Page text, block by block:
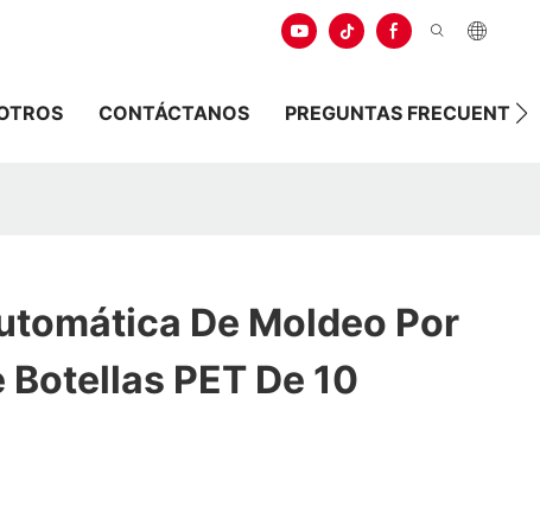
CONTÁCTANOS PREGUNTAS FRECUENTES
De Moldeo Por
PET De 10